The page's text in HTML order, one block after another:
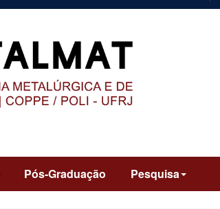
Pós-Graduação Pesquisa